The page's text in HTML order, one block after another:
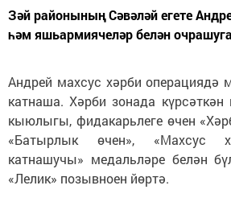
Зәй районының Сәвәләй егете
һәм яшьармиячеләр белән
Андрей махсус хәрби операциядә
катнаша. Хәрби зонада
кыюлыгы, фидакарьлеге өчен
«Батырлык өчен», «Махсус
катнашучы» медальләре белән
«Лелик» позывноен йөртә.